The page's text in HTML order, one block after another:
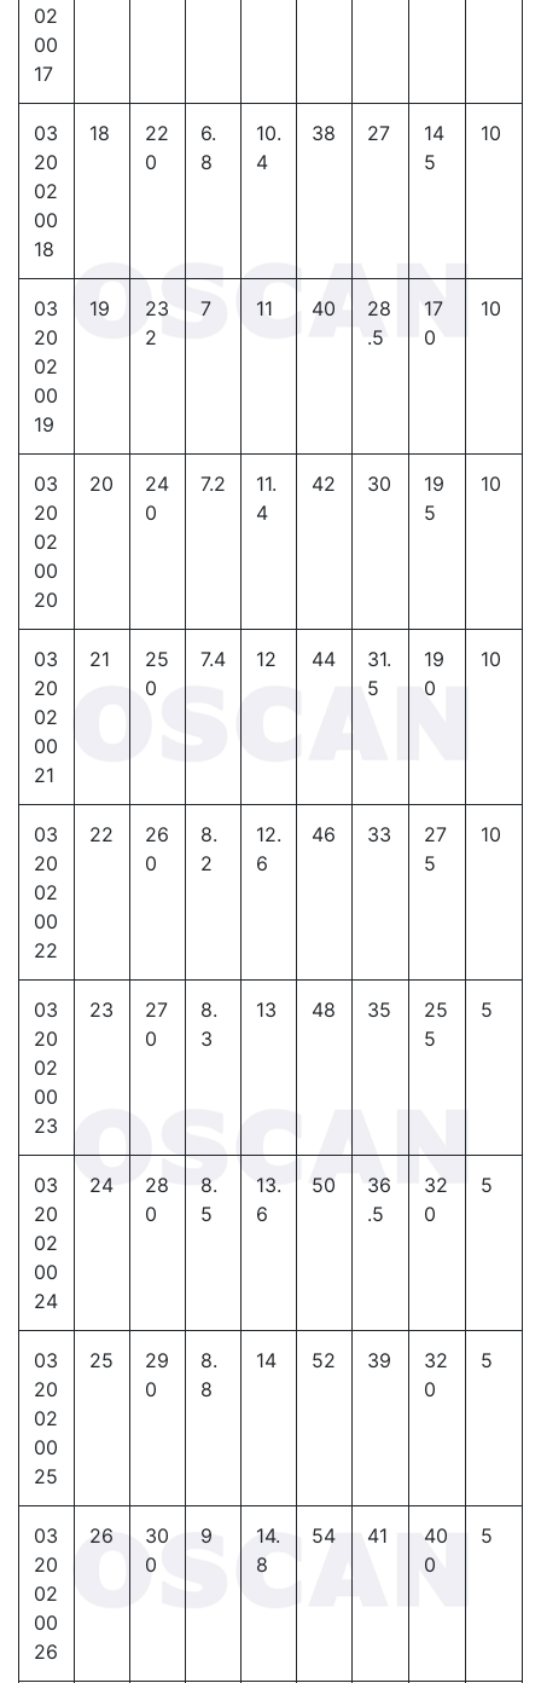
02
00
17
03
20
02
00
18
18
22
0
6.
8
10.
4
38 27
14
5
10
03
20
02
00
19
19
23
2
7 11 40
28
.5
17
0
10
03
20
02
00
20
20
24
0
7.2
11.
4
42 30
19
5
10
03
20
02
00
21
21
25
0
7.4 12 44
31.
5
19
0
10
03
20
02
00
22
22
26
0
8.
2
12.
6
46 33
27
5
10
03
20
02
00
23
23
27
0
8.
3
13 48 35
25
5
5
03
20
02
00
24
24
28
0
8.
5
13.
6
50
36
.5
32
0
5
03
20
02
00
25
25
29
0
8.
8
14 52 39
32
0
5
03
20
02
00
26
26
30
0
9
14.
8
54 41
40
0
5